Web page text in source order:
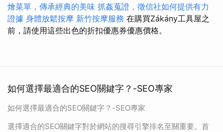
燴菜單，傳承經典的美味 抓姦蒐證，徵信社如何提供有力
證據 身體放鬆按摩 新竹按摩服務 在購買Zákány工具屋之
前，請使用這些出色的折扣優惠券優惠價格。
如何選擇最適合的SEO關鍵字？-SEO專家
如何選擇最適合的SEO關鍵字？-SEO專家
選擇適合的SEO關鍵字對於網站的搜尋引擎排名至關重要。首